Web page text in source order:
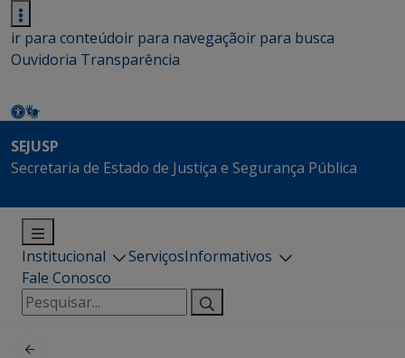
ir para conteúdoir para navegaçãoir para busca
Ouvidoria Transparência
SEJUSP
Secretaria de Estado de Justiça e Segurança Pública
Institucional ServiçosInformativos
Fale Conosco
Pesquisar
por: